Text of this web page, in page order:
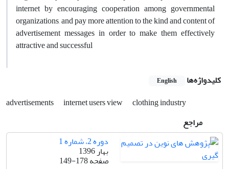
internet by encouraging cooperation among governmental
organizations, and pay more attention to the kind and content of
advertisement messages in order to make them effectively
attractive and successful
کلیدواژه‌ها English
advertisements internet users view
clothing industry
مراجع
دوره 2، شماره 1
بهار 1396
صفحه149-178